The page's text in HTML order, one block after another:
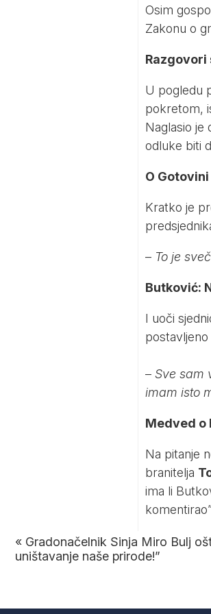
Osim
Zakonu o
Razgovori
U pogledu
pokretom,
Naglasio
odluke biti
O
Kratko je
– To je
Butković:
I uoči
– Sve sam
imam isto
Medved o
Na pitanje
branitelja
ima li
« Gradonačelnik Sinja Miro Bulj
uništavanje naše prirode!”